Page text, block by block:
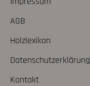
AGB
Holzlexikon
Datenschutzerklärung
Kontakt